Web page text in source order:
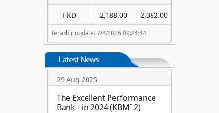
Terakhir update: 7/8/2026 09:24:44
HKD 2,188.00 2,382.00
29 Aug 2025
The Excellent Performance
Bank - in 2024 (KBMI 2)